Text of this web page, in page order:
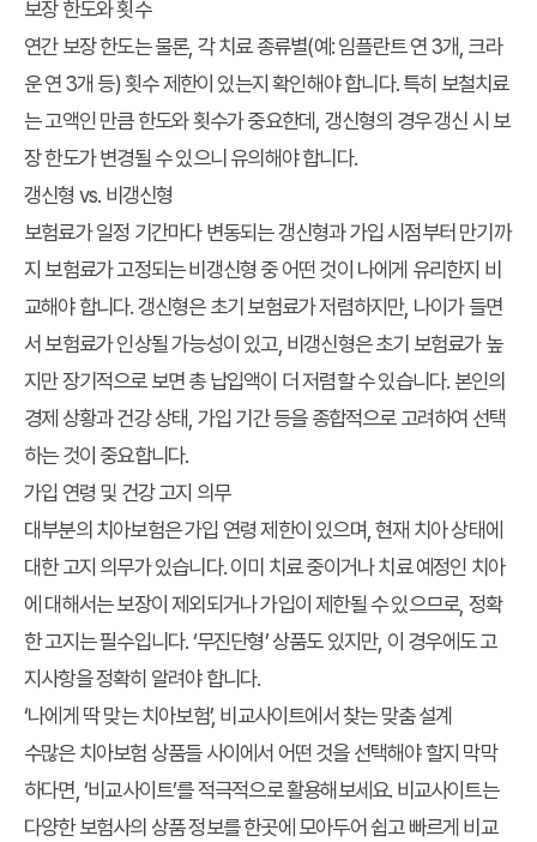
보장 한도와 횟수
연간 보장 한도는 물론, 각 치료 종류별(예: 임플란트 연 3개, 크라
운 연 3개 등) 횟수 제한이 있는지 확인해야 합니다. 특히 보철치료
는 고액인 만큼 한도와 횟수가 중요한데, 갱신형의 경우 갱신 시 보
장 한도가 변경될 수 있으니 유의해야 합니다.
갱신형 vs. 비갱신형
보험료가 일정 기간마다 변동되는 갱신형과 가입 시점부터 만기까
지 보험료가 고정되는 비갱신형 중 어떤 것이 나에게 유리한지 비
교해야 합니다. 갱신형은 초기 보험료가 저렴하지만, 나이가 들면
서 보험료가 인상될 가능성이 있고, 비갱신형은 초기 보험료가 높
지만 장기적으로 보면 총 납입액이 더 저렴할 수 있습니다. 본인의
경제 상황과 건강 상태, 가입 기간 등을 종합적으로 고려하여 선택
하는 것이 중요합니다.
가입 연령 및 건강 고지 의무
대부분의 치아보험은 가입 연령 제한이 있으며, 현재 치아 상태에
대한 고지 의무가 있습니다. 이미 치료 중이거나 치료 예정인 치아
에 대해서는 보장이 제외되거나 가입이 제한될 수 있으므로, 정확
한 고지는 필수입니다. ‘무진단형’ 상품도 있지만, 이 경우에도 고
지사항을 정확히 알려야 합니다.
‘나에게 딱 맞는 치아보험’, 비교사이트에서 찾는 맞춤 설계
수많은 치아보험 상품들 사이에서 어떤 것을 선택해야 할지 막막
하다면, ‘비교사이트’를 적극적으로 활용해보세요. 비교사이트는
다양한 보험사의 상품 정보를 한곳에 모아두어 쉽고 빠르게 비교